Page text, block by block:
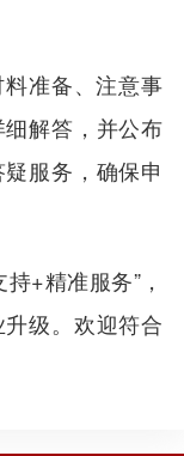
准备、注意事
解答，并公布
服务，确保申
+精准服务”，
级。欢迎符合